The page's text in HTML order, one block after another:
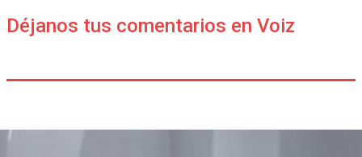
Déjanos tus comentarios en Voiz